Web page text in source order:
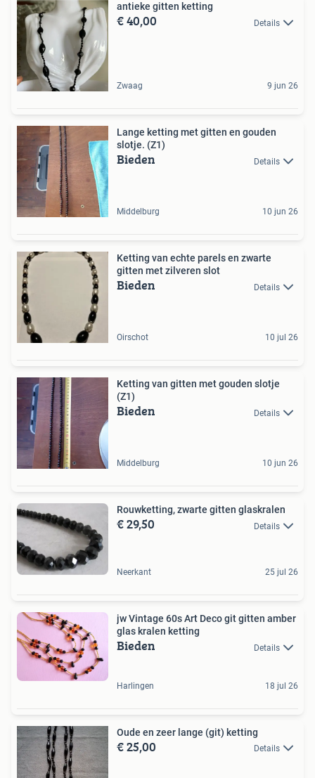
antieke gitten ketting
€ 40,00 Details
Zwaag 9 jun 26
Lange ketting met gitten en gouden
slotje. (Z1)
Bieden Details
Middelburg 10 jun 26
Ketting van echte parels en zwarte
gitten met zilveren slot
Bieden Details
Oirschot 10 jul 26
Ketting van gitten met gouden slotje
(Z1)
Bieden Details
Middelburg 10 jun 26
Rouwketting, zwarte gitten glaskralen
€ 29,50 Details
Neerkant 25 jul 26
jw Vintage 60s Art Deco git gitten amber
glas kralen ketting
Bieden Details
Harlingen 18 jul 26
Oude en zeer lange (git) ketting
€ 25,00 Details